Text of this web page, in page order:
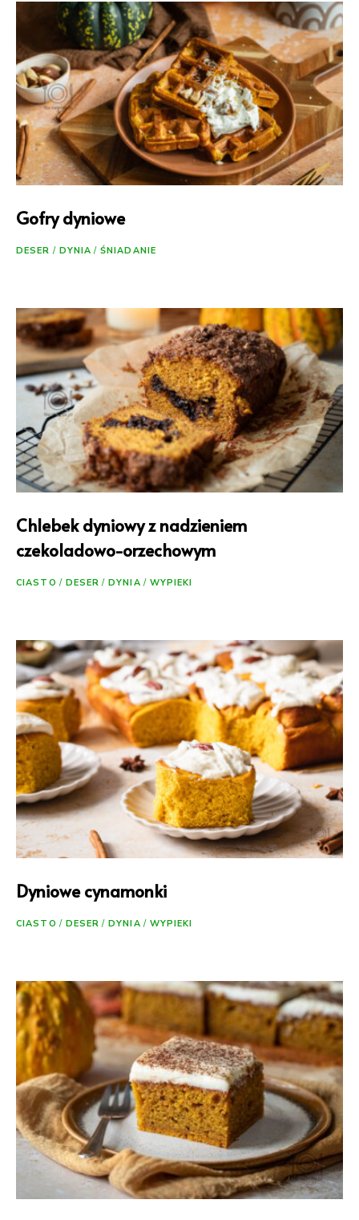
Gofry dyniowe
DESER / DYNIA / ŚNIADANIE
Chlebek dyniowy z nadzieniem
czekoladowo-orzechowym
CIASTO / DESER / DYNIA / WYPIEKI
Dyniowe cynamonki
CIASTO / DESER / DYNIA / WYPIEKI